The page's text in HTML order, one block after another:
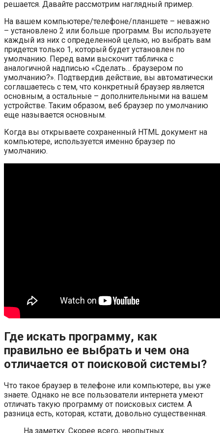
решается. Давайте рассмотрим наглядный пример.
На вашем компьютере/телефоне/планшете – неважно
– установлено 2 или больше программ. Вы используете
каждый из них с определенной целью, но выбрать вам
придется только 1, который будет установлен по
умолчанию. Перед вами выскочит табличка с
аналогичной надписью «Сделать… браузером по
умолчанию?». Подтвердив действие, вы автоматически
соглашаетесь с тем, что конкретный браузер является
основным, а остальные – дополнительными на вашем
устройстве. Таким образом, веб браузер по умолчанию
еще называется основным.
Когда вы открываете сохраненный HTML документ на
компьютере, используется именно браузер по
умолчанию.
Где искать программу, как
правильно ее выбрать и чем она
отличается от поисковой системы?
Что такое браузер в телефоне или компьютере, вы уже
знаете. Однако не все пользователи интернета умеют
отличать такую программу от поисковых систем. А
разница есть, которая, кстати, довольно существенная.
На заметку. Скорее всего, неопытных